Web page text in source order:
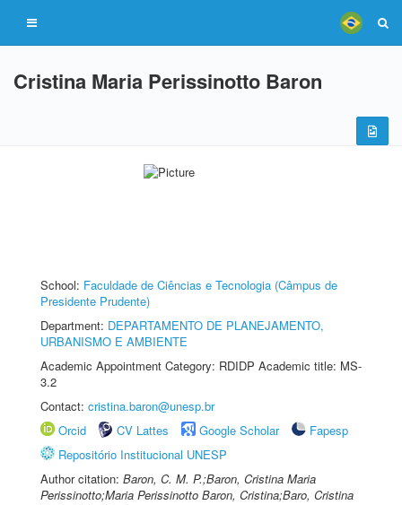
Cristina Maria Perissinotto Baron
School: Faculdade de Ciências e Tecnologia (Câmpus de
Presidente Prudente)
Department: DEPARTAMENTO DE PLANEJAMENTO,
URBANISMO E AMBIENTE
Academic Appointment Category: RDIDP Academic title: MS-
3.2
Contact: cristina.baron@unesp.br
Orcid
CV Lattes Google Scholar
Fapesp
Repositório Institucional UNESP
Author citation: Baron, C. M. P.;Baron, Cristina Maria
Perissinotto;Maria Perissinotto Baron, Cristina;Baro, Cristina